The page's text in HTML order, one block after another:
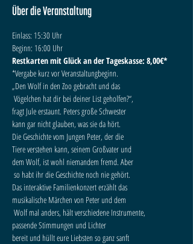
Über die Veranstaltung
Einlass: 15:30 Uhr
Beginn: 16:00 Uhr
Restkarten mit Glück an der Tageskasse: 8,00€*
*Vergabe kurz vor Veranstaltungbeginn.
„Den Wolf in den Zoo gebracht und das
fragt Jule erstaunt. Peters große Schwester
kann gar nicht glauben, was sie da hört.
Die Geschichte vom Jungen Peter, der die
Tiere verstehen kann, seinem Großvater und
dem Wolf, ist wohl niemandem fremd. Aber
Das interaktive Familienkonzert erzählt das
musikalische Märchen von Peter und dem
passende Stimmungen und Lichter
bereit und hüllt eure Liebsten so ganz sanft